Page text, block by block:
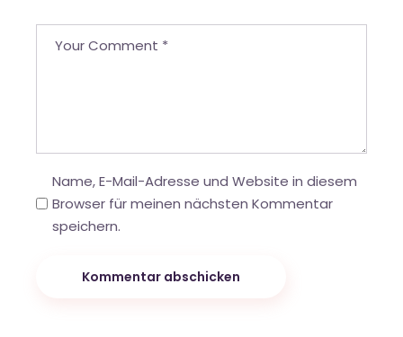
Name, E-Mail-Adresse und Website in diesem
Browser für meinen nächsten Kommentar
speichern.
Kommentar abschicken